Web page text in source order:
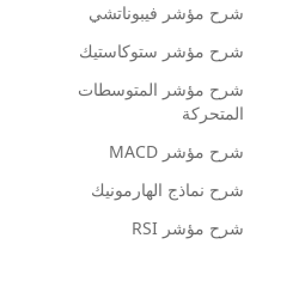
شرح مؤشر فيبوناتشي
شرح مؤشر ستوكاستيك
شرح مؤشر المتوسطات
المتحركة
شرح مؤشر MACD
شرح نماذج الهارمونيك
شرح مؤشر RSI